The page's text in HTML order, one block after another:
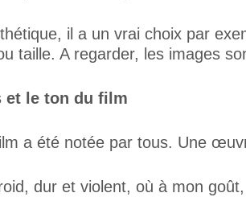
il a un vrai choix par
taille. A regarder, les images
et le ton du film
a été notée par tous. Une
dur et violent, où à mon